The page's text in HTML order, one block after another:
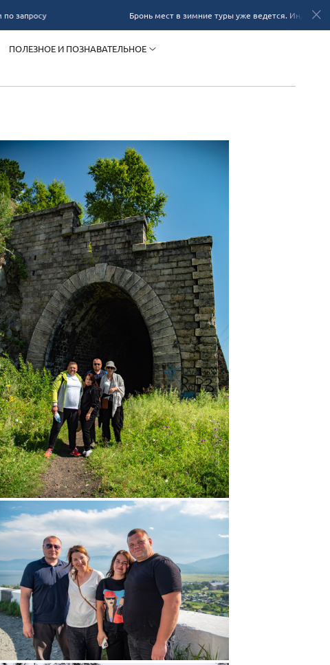
ПОЛЕЗНОЕ И ПОЗНАВАТЕЛЬНОЕ
Бронь мест в зимние туры уже ведется. Индивидуальные